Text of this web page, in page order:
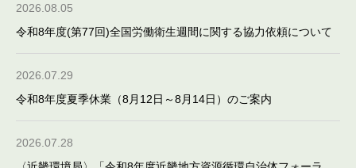
2026.08.05
令和8年度(第77回)全国労働衛生週間に関する協力依頼について
2026.07.29
令和8年度夏季休業（8月12日～8月14日）のご案内
2026.07.28